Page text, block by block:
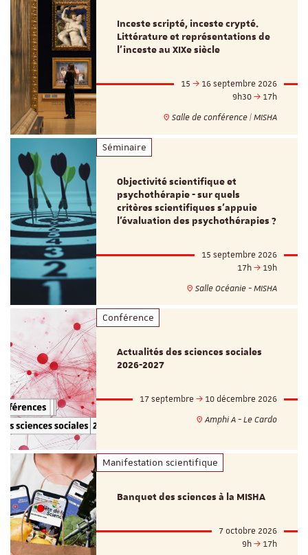
Inceste scripté, inceste crypté.
Littérature et représentations de
l’inceste au XIXe siècle
15
16 septembre 2026
9h30
17h
Salle de conférence | MISHA
Séminaire
Objectivité scientifique et
psychothérapie - sur quels
critères scientifiques s'appuie
l'évaluation des psychothérapies ?
15 septembre 2026
17h
19h
Salle Océanie - MISHA
Conférence
Actualités des sciences sociales
2026-2027
17 septembre
10 décembre 2026
Amphi A - Le Cardo
Manifestation scientifique
Banquet des sciences à la MISHA
7 octobre 2026
9h
17h